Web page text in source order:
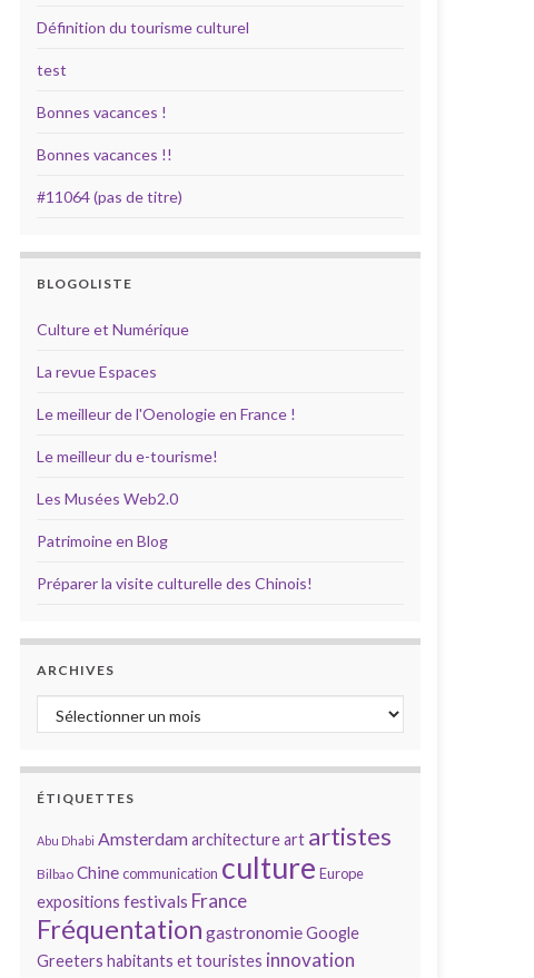
Définition du tourisme culturel
test
Bonnes vacances !
Bonnes vacances !!
#11064 (pas de titre)
BLOGOLISTE
Culture et Numérique
La revue Espaces
Le meilleur de l'Oenologie en France !
Le meilleur du e-tourisme!
Les Musées Web2.0
Patrimoine en Blog
Préparer la visite culturelle des Chinois!
ARCHIVES
Archives
ÉTIQUETTES
Abu Dhabi Amsterdamarchitectureart artistes
Bilbao Chinecommunication culture Europe
expositions festivals France
Fréquentation gastronomieGoogle
Greeters habitants et touristes innovation